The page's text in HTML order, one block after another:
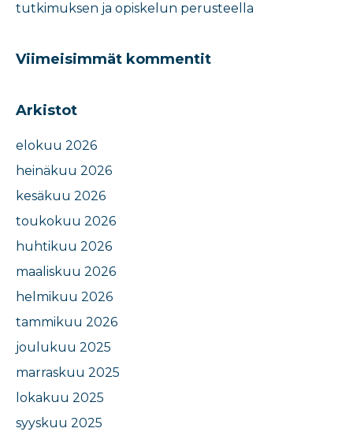
tutkimuksen ja opiskelun perusteella​
Viimeisimmät kommentit
Arkistot
elokuu 2026
heinäkuu 2026
kesäkuu 2026
toukokuu 2026
huhtikuu 2026
maaliskuu 2026
helmikuu 2026
tammikuu 2026
joulukuu 2025
marraskuu 2025
lokakuu 2025
syyskuu 2025